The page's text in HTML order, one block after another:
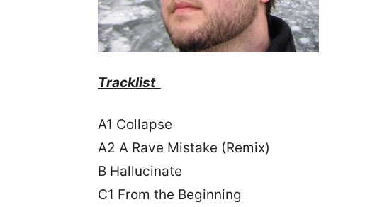
Tracklist
A1 Collapse
A2 A Rave Mistake (Remix)
B Hallucinate
C1 From the Beginning